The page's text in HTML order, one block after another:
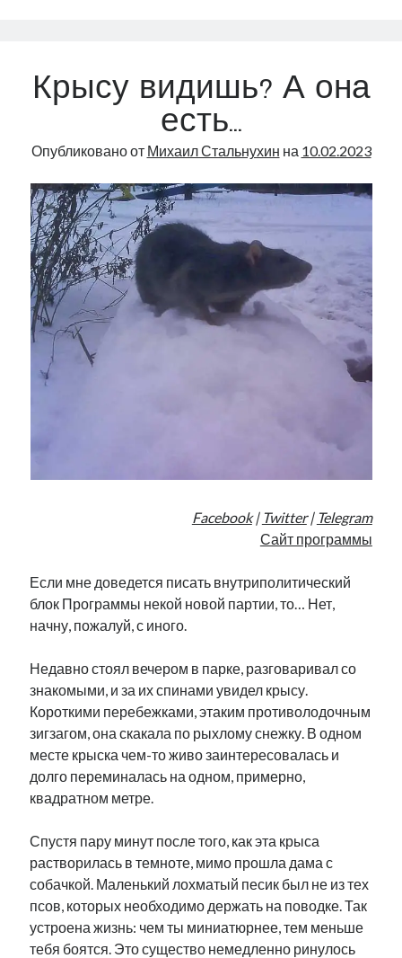
Крысу видишь? А она
есть…
Опубликовано от Михаил Стальнухин на 10.02.2023
Facebook| Twitter| Telegram
Сайт программы
Если мне доведется писать внутриполитический
блок Программы некой новой партии, то… Нет,
начну, пожалуй, с иного.
Недавно стоял вечером в парке, разговаривал со
знакомыми, и за их спинами увидел крысу.
Короткими перебежками, этаким противолодочным
зигзагом, она скакала по рыхлому снежку. В одном
месте крыска чем-то живо заинтересовалась и
долго переминалась на одном, примерно,
квадратном метре.
Спустя пару минут после того, как эта крыса
растворилась в темноте, мимо прошла дама с
собачкой. Маленький лохматый песик был не из тех
псов, которых необходимо держать на поводке. Так
устроена жизнь: чем ты миниатюрнее, тем меньше
тебя боятся. Это существо немедленно ринулось